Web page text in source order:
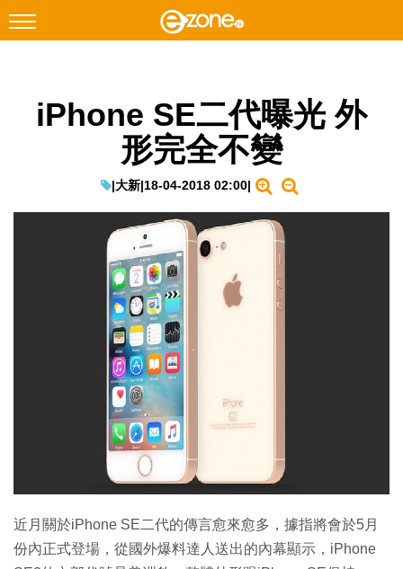
Facebook Instagram
遊戲動漫
生成式AI與雲端應用
Enterprise Digital Transformation
iPhone SE二代曝光 外
形完全不變
|大新|18-04-2018 02:00|
近月關於iPhone SE二代的傳言愈來愈多，據指將會於5月
份內正式登場，從國外爆料達人送出的內幕顯示，iPhone